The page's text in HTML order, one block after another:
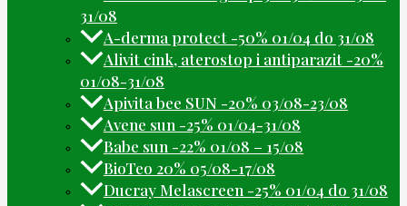
31/08
A-derma protect -50% 01/04 do 31/08
Alivit cink, aterostop i antiparazit -20%
01/08-31/08
Apivita bee SUN -20% 03/08-23/08
Avene sun -25% 01/04-31/08
Babe sun -22% 01/08 – 15/08
BioTeo 20% 05/08-17/08
Ducray Melascreen -25% 01/04 do 31/08